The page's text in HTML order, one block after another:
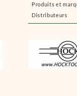
Produits et
Distributeurs